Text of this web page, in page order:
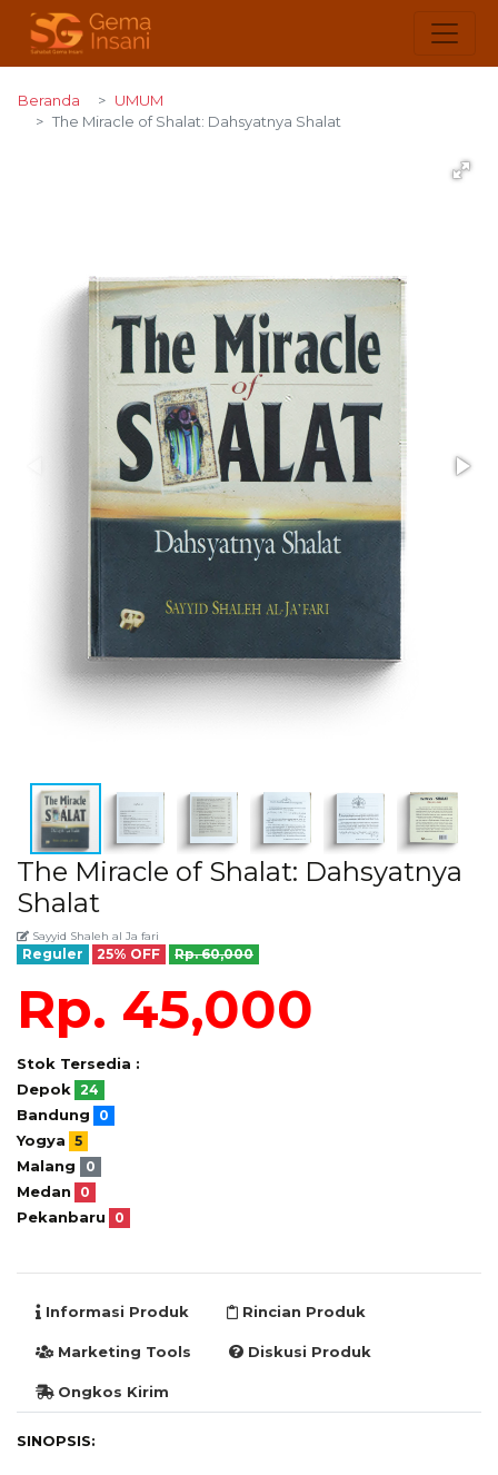
Beranda
UMUM
The Miracle of Shalat: Dahsyatnya Shalat
The Miracle of Shalat: Dahsyatnya
Shalat
Sayyid Shaleh al Ja fari
Reguler 25% OFF Rp. 60,000
Rp. 45,000
Stok Tersedia :
Depok 24
Bandung 0
Yogya 5
Malang 0
Medan 0
Pekanbaru 0
Informasi Produk Rincian Produk
Marketing Tools Diskusi Produk
Ongkos Kirim
SINOPSIS: